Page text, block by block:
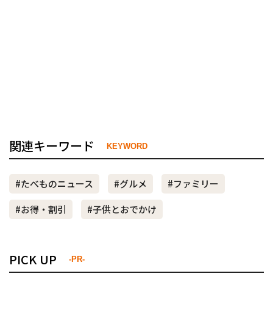
関連キーワード KEYWORD
#たべものニュース #グルメ
#ファミリー
#お得・割引
#子供とおでかけ
PICK UP -PR-